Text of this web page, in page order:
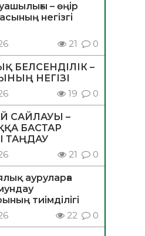
– өңір
негізгі
21 0
БЕЛСЕНДІЛІК –
НЕГІЗІ
19 0
САЙЛАУЫ –
БАСТАР
ТАҢДАУ
21 0
ауруларға
тиімділігі
22 0